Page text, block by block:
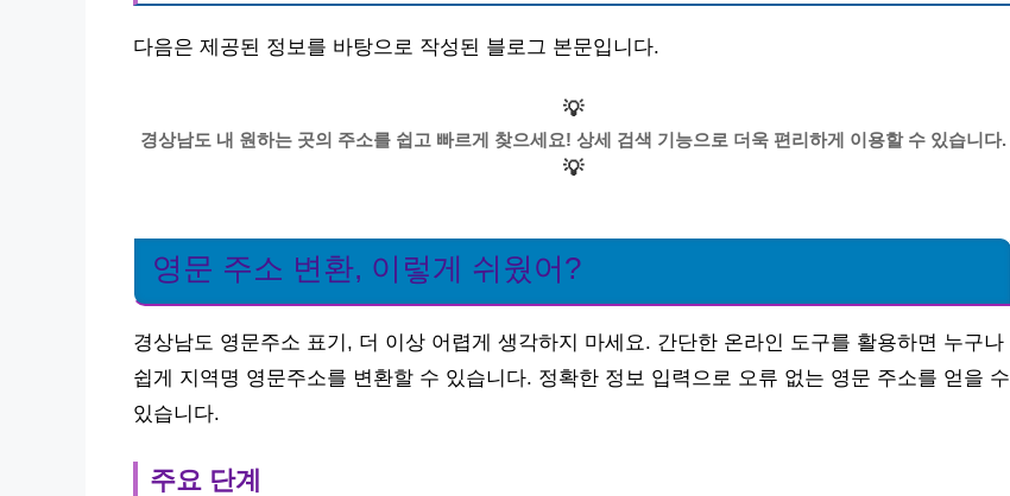
다음은 제공된 정보를 바탕으로 작성된 블로그 본문입니다.
💡
경상남도 내 원하는 곳의 주소를 쉽고 빠르게 찾으세요! 상세 검색 기능으로 더욱 편리하게 이용할 수 있습니다.
💡
영문 주소 변환, 이렇게 쉬웠어?
경상남도 영문주소 표기, 더 이상 어렵게 생각하지 마세요. 간단한 온라인 도구를 활용하면 누구나
쉽게 지역명 영문주소를 변환할 수 있습니다. 정확한 정보 입력으로 오류 없는 영문 주소를 얻을 수
있습니다.
주요 단계